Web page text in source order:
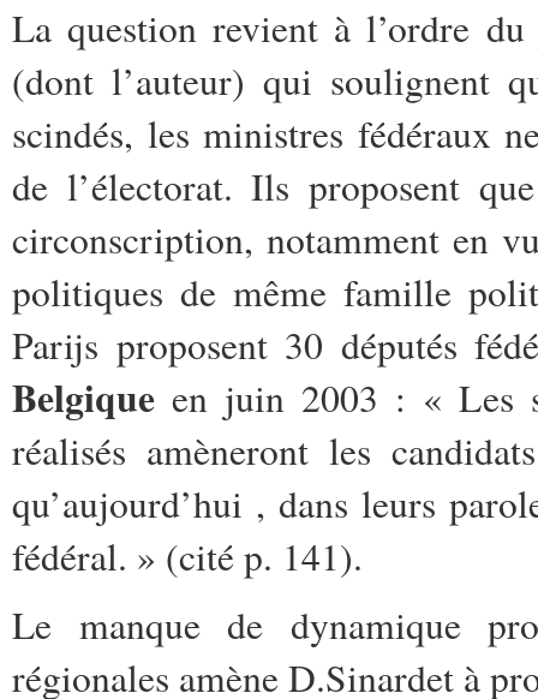
La question revient à l’ordre
(dont l’auteur) qui soulignent
scindés, les ministres fédéraux
de l’électorat. Ils proposent
circonscription, notamment en
politiques de même famille
Parijs proposent 30 députés
Belgique en juin 2003 : « Les
réalisés amèneront les
qu’aujourd’hui , dans leurs
fédéral. » (cité p. 141).
Le manque de dynamique
régionales amène D.Sinardet à